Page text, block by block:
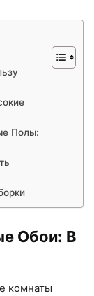
Полы:
Обои: В
комнаты